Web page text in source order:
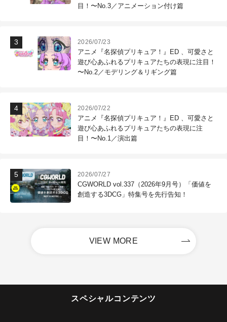
目！〜No.3／アニメーション付け篇
2026/07/23
アニメ『名探偵プリキュア！』ED 、可愛さと
遊び心あふれるプリキュアたちの表現に注目！
〜No.2／モデリング＆リギング篇
2026/07/22
アニメ『名探偵プリキュア！』ED 、可愛さと
遊び心あふれるプリキュアたちの表現に注
目！〜No.1／演出篇
2026/07/27
CGWORLD vol.337（2026年9月号）「価値を
創造する3DCG」特集号を先行告知！
VIEW MORE
スペシャルコンテンツ